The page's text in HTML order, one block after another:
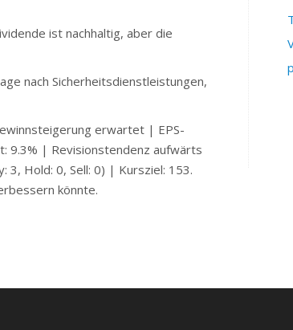
ist nachhaltig, aber die
nach Sicherheitsdienstleistungen,
erwartet | EPS-
9.3% | Revisionstendenz aufwärts
3, Hold: 0, Sell: 0) | Kursziel: 153.
könnte.